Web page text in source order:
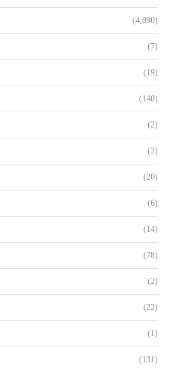
(4,890)
(7)
(19)
(140)
(2)
(3)
(20)
(6)
(14)
(78)
(2)
(22)
(1)
(131)